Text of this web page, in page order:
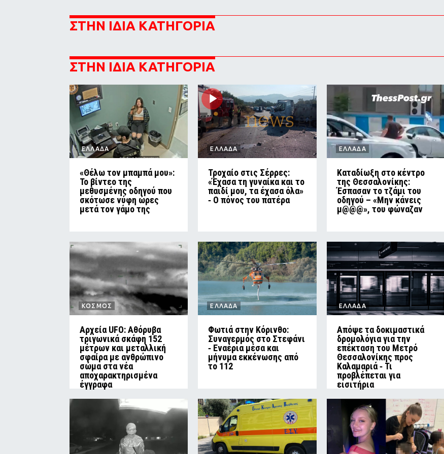
ΣΤΗΝ ΙΔΙΑ ΚΑΤΗΓΟΡΙΑ
ΣΤΗΝ ΙΔΙΑ ΚΑΤΗΓΟΡΙΑ
ΕΛΛΑΔΑ
«Θέλω τον μπαμπά μου»:
Το βίντεο της
μεθυσμένης οδηγού που
σκότωσε νύφη ώρες
μετά τον γάμο της
ΕΛΛΑΔΑ
Τροχαίο στις Σέρρες:
«Έχασα τη γυναίκα και το
παιδί μου, τα έχασα όλα»
‑ Ο πόνος του πατέρα
ΕΛΛΑΔΑ
Καταδίωξη στο κέντρο
της Θεσσαλονίκης:
Έσπασαν το τζάμι του
οδηγού – «Μην κάνεις
μ@@@», του φώναζαν
ΚΟΣΜΟΣ
Αρχεία UFO: Αθόρυβα
τριγωνικά σκάφη 152
μέτρων και μεταλλική
σφαίρα με ανθρώπινο
σώμα στα νέα
αποχαρακτηρισμένα
έγγραφα
ΕΛΛΑΔΑ
Φωτιά στην Κόρινθο:
Συναγερμός στο Στεφάνι
‑ Εναέρια μέσα και
μήνυμα εκκένωσης από
το 112
ΕΛΛΑΔΑ
Απόψε τα δοκιμαστικά
δρομολόγια για την
επέκταση του Μετρό
Θεσσαλονίκης προς
Καλαμαριά ‑ Τι
προβλέπεται για
εισιτήρια